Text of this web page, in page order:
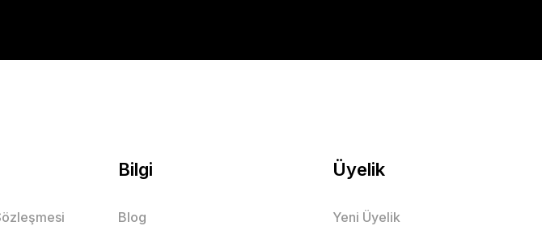
Bilgi
Blog
Üyelik
Yeni Üyelik